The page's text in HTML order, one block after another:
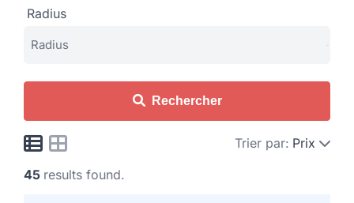
Radius
Rechercher
Trier par: Prix
45 results found.